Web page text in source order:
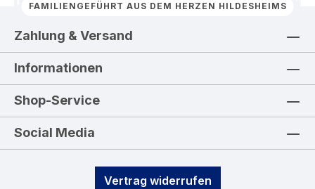
FAMILIENGEFÜHRT AUS DEM HERZEN HILDESHEIMS
Zahlung & Versand
Informationen
Shop-Service
Social Media
Vertrag widerrufen